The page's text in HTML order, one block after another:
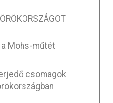
Mohs-műtét
csomagok